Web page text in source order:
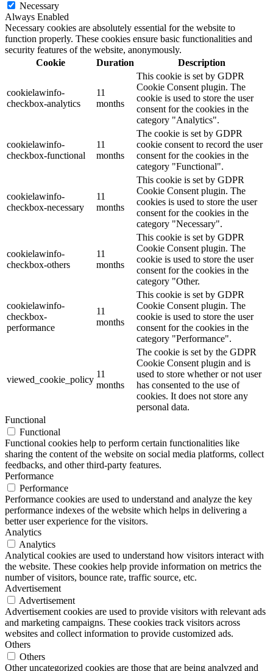
Necessary
Always Enabled
Necessary cookies are absolutely essential for the website to
function properly. These cookies ensure basic functionalities and
security features of the website, anonymously.
Cookie
Duration Description
cookielawinfo-
checkbox-analytics
11
months
This cookie is set by GDPR
Cookie Consent plugin. The
cookie is used to store the user
consent for the cookies in the
category "Analytics".
cookielawinfo-
checkbox-functional
11
months
The cookie is set by GDPR
cookie consent to record the user
consent for the cookies in the
category "Functional".
cookielawinfo-
checkbox-necessary
11
months
This cookie is set by GDPR
Cookie Consent plugin. The
cookies is used to store the user
consent for the cookies in the
category "Necessary".
cookielawinfo-
checkbox-others
11
months
This cookie is set by GDPR
Cookie Consent plugin. The
cookie is used to store the user
consent for the cookies in the
category "Other.
cookielawinfo-
checkbox-
performance
11
months
This cookie is set by GDPR
Cookie Consent plugin. The
cookie is used to store the user
consent for the cookies in the
category "Performance".
viewed_cookie_policy
11
months
The cookie is set by the GDPR
Cookie Consent plugin and is
used to store whether or not user
has consented to the use of
cookies. It does not store any
personal data.
Functional
Functional
Functional cookies help to perform certain functionalities like
sharing the content of the website on social media platforms, collect
feedbacks, and other third-party features.
Performance
Performance
Performance cookies are used to understand and analyze the key
performance indexes of the website which helps in delivering a
better user experience for the visitors.
Analytics
Analytics
Analytical cookies are used to understand how visitors interact with
the website. These cookies help provide information on metrics the
number of visitors, bounce rate, traffic source, etc.
Advertisement
Advertisement
Advertisement cookies are used to provide visitors with relevant ads
and marketing campaigns. These cookies track visitors across
websites and collect information to provide customized ads.
Others
Others
Other uncategorized cookies are those that are being analyzed and